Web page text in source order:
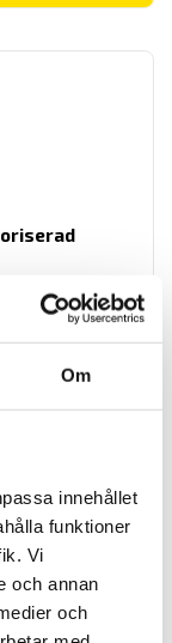
Om
innehållet
funktioner
Vi
och annan
och
produktprovning
till 2500 N